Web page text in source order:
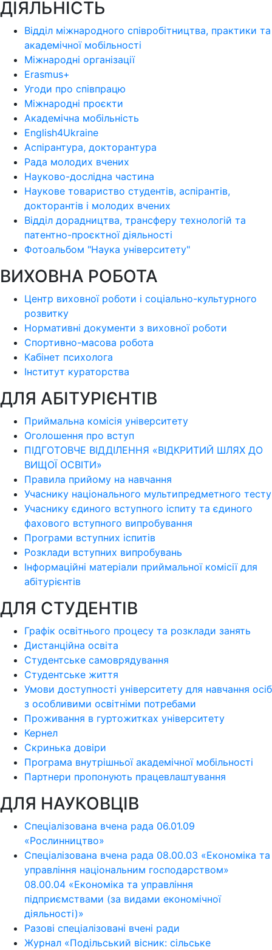
ДІЯЛЬНІСТЬ
Відділ міжнародного співробітництва, практики та
академічної мобільності
Міжнародні організації
Erasmus+
Угоди про співпрацю
Міжнародні проєкти
Академічна мобільність
English4Ukraine
Аспірантура, докторантура
Рада молодих вчених
Науково-дослідна частина
Наукове товариство студентів, аспірантів,
докторантів і молодих вчених
Відділ дорадництва, трансферу технологій та
патентно-проєктної діяльності
Фотоальбом "Наука університету"
ВИХОВНА РОБОТА
Центр виховної роботи і соціально-культурного
розвитку
Нормативні документи з виховної роботи
Спортивно-масова робота
Кабінет психолога
Інститут кураторства
ДЛЯ АБІТУРІЄНТІВ
Приймальна комісія університету
Оголошення про вступ
ПІДГОТОВЧЕ ВІДДІЛЕННЯ «ВІДКРИТИЙ ШЛЯХ ДО
ВИЩОЇ ОСВІТИ»
Правила прийому на навчання
Учаснику національного мультипредметного тесту
Учаснику єдиного вступного іспиту та єдиного
фахового вступного випробування
Програми вступних іспитів
Розклади вступних випробувань
Інформаційні матеріали приймальної комісії для
абітурієнтів
ДЛЯ СТУДЕНТІВ
Графік освітнього процесу та розклади занять
Дистанційна освіта
Студентське самоврядування
Студентське життя
Умови доступності університету для навчання осіб
з особливими освітніми потребами
Проживання в гуртожитках університету
Кернел
Скринька довіри
Програма внутрішньої академічної мобільності
Партнери пропонують працевлаштування
ДЛЯ НАУКОВЦІВ
Спеціалізована вчена рада 06.01.09
«Рослинництво»
Спеціалізована вчена рада 08.00.03 «Економіка та
управління національним господарством»
08.00.04 «Економіка та управління
підприємствами (за видами економічної
діяльності)»
Разові спеціалізовані вчені ради
Журнал «Подільський вісник: сільське